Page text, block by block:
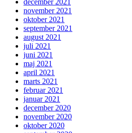
december 2021
november 2021
oktober 2021
september 2021
august 2021
juli 2021
juni 2021
maj 2021
april 2021
marts 2021
februar 2021
januar 2021
december 2020
november 2020
oktober 2020